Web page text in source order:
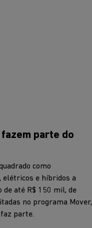
parte do
como
elétricos e híbridos a
de até R$ 150 mil, de
no programa Mover,
parte.